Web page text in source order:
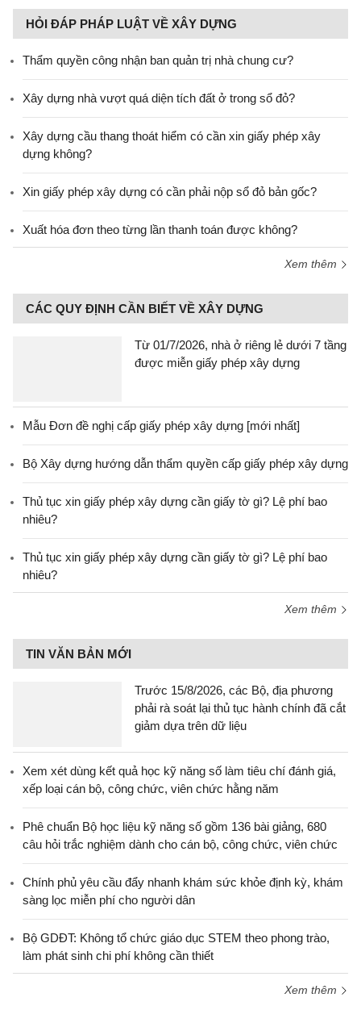
HỎI ĐÁP PHÁP LUẬT VỀ XÂY DỰNG
Thẩm quyền công nhận ban quản trị nhà chung cư?
Xây dựng nhà vượt quá diện tích đất ở trong sổ đỏ?
Xây dựng cầu thang thoát hiểm có cần xin giấy phép xây
dựng không?
Xin giấy phép xây dựng có cần phải nộp sổ đỏ bản gốc?
Xuất hóa đơn theo từng lần thanh toán được không?
Xem thêm
CÁC QUY ĐỊNH CẦN BIẾT VỀ XÂY DỰNG
Từ 01/7/2026, nhà ở riêng lẻ dưới 7 tầng
được miễn giấy phép xây dựng
Mẫu Đơn đề nghị cấp giấy phép xây dựng [mới nhất]
Bộ Xây dựng hướng dẫn thẩm quyền cấp giấy phép xây dựng
Thủ tục xin giấy phép xây dựng cần giấy tờ gì? Lệ phí bao
nhiêu?
Thủ tục xin giấy phép xây dựng cần giấy tờ gì? Lệ phí bao
nhiêu?
Xem thêm
TIN VĂN BẢN MỚI
Trước 15/8/2026, các Bộ, địa phương
phải rà soát lại thủ tục hành chính đã cắt
giảm dựa trên dữ liệu
Xem xét dùng kết quả học kỹ năng số làm tiêu chí đánh giá,
xếp loại cán bộ, công chức, viên chức hằng năm
Phê chuẩn Bộ học liệu kỹ năng số gồm 136 bài giảng, 680
câu hỏi trắc nghiệm dành cho cán bộ, công chức, viên chức
Chính phủ yêu cầu đẩy nhanh khám sức khỏe định kỳ, khám
sàng lọc miễn phí cho người dân
Bộ GDĐT: Không tổ chức giáo dục STEM theo phong trào,
làm phát sinh chi phí không cần thiết
Xem thêm